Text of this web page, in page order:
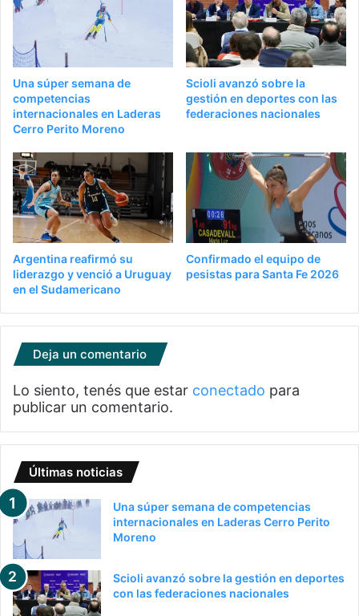
Una súper semana de
competencias
internacionales en Laderas
Cerro Perito Moreno
Scioli avanzó sobre la
gestión en deportes con las
federaciones nacionales
Argentina reafirmó su
liderazgo y venció a Uruguay
en el Sudamericano
Confirmado el equipo de
pesistas para Santa Fe 2026
Deja un comentario
Lo siento, tenés que estar conectado para
publicar un comentario.
Últimas noticias
Una súper semana de competencias
internacionales en Laderas Cerro Perito
Moreno
Scioli avanzó sobre la gestión en deportes
con las federaciones nacionales